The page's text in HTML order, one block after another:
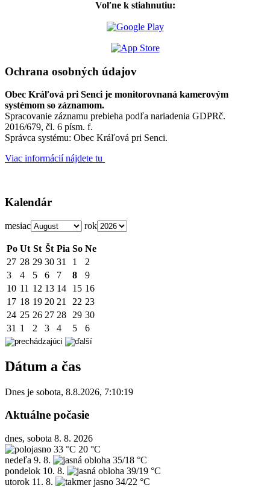
Voľne k stiahnutiu:
Ochrana osobných údajov
Obec Kráľová pri Senci je monitorovnaná kamerovým
systémom so záznamom.
Spracovanie záznamu prebieha podľa nariadenia GDPRč.
2016/679, čl. 6 písm. f.
Správca systému: Obec Kráľová pri Senci.
Viac informácií nájdete tu
Kalendár
mesiac rok
Po Ut St Št Pia So Ne
27 28 29 30 31 1
2
3
4 5 6 7 8
9
10 11 12 13 14 15 16
17 18 19 20 21 22 23
24 25 26 27 28 29 30
31 1 2 3 4 5 6
Dátum a čas
Dnes je sobota, 8.8.2026, 7:10:19
Aktuálne počasie
dnes, sobota 8. 8. 2026
33 °C 20 °C
nedeľa 9. 8.
35/18 °C
pondelok 10. 8.
39/19 °C
utorok 11. 8. 34/22 °C